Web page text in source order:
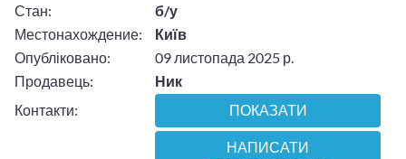
Стан:
б/у
Местонахождение:
Київ
Опубліковано:
09 листопада 2025 р.
Продавець:
Ник
Контакти:
ПОКАЗАТИ
НАПИСАТИ